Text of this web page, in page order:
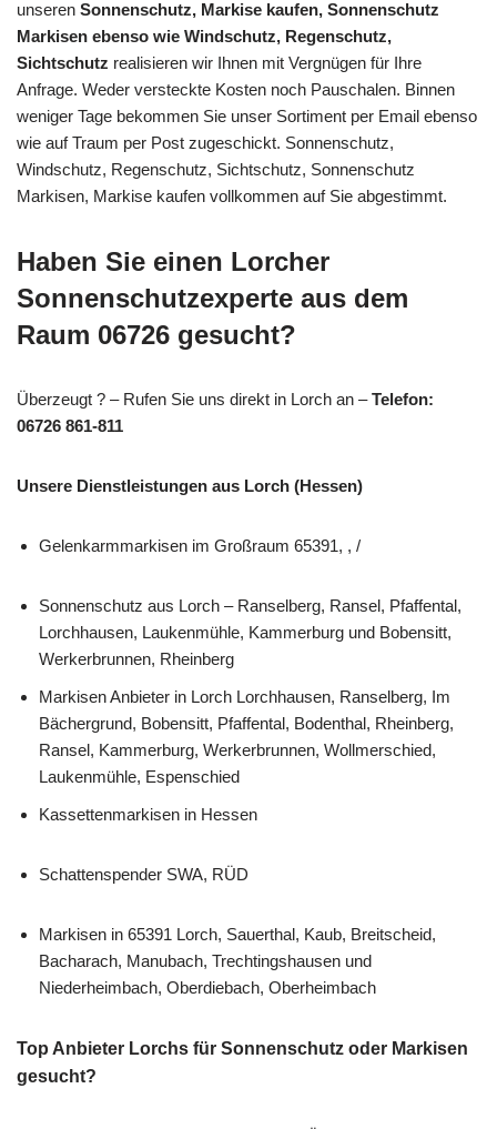
unseren Sonnenschutz, Markise kaufen, Sonnenschutz
Markisen ebenso wie Windschutz, Regenschutz,
Sichtschutz realisieren wir Ihnen mit Vergnügen für Ihre
Anfrage. Weder versteckte Kosten noch Pauschalen. Binnen
weniger Tage bekommen Sie unser Sortiment per Email ebenso
wie auf Traum per Post zugeschickt. Sonnenschutz,
Windschutz, Regenschutz, Sichtschutz, Sonnenschutz
Markisen, Markise kaufen vollkommen auf Sie abgestimmt.
Haben Sie einen Lorcher
Sonnenschutzexperte aus dem
Raum 06726 gesucht?
Überzeugt ? – Rufen Sie uns direkt in Lorch an –Telefon:
06726 861-811
Unsere Dienstleistungen aus Lorch (Hessen)
Gelenkarmmarkisen im Großraum 65391, , /
Sonnenschutz aus Lorch – Ranselberg, Ransel, Pfaffental,
Lorchhausen, Laukenmühle, Kammerburg und Bobensitt,
Werkerbrunnen, Rheinberg
Markisen Anbieter in Lorch Lorchhausen, Ranselberg, Im
Bächergrund, Bobensitt, Pfaffental, Bodenthal, Rheinberg,
Ransel, Kammerburg, Werkerbrunnen, Wollmerschied,
Laukenmühle, Espenschied
Kassettenmarkisen in Hessen
Schattenspender SWA, RÜD
Markisen in 65391 Lorch, Sauerthal, Kaub, Breitscheid,
Bacharach, Manubach, Trechtingshausen und
Niederheimbach, Oberdiebach, Oberheimbach
Top Anbieter Lorchs für Sonnenschutz oder Markisen
gesucht?